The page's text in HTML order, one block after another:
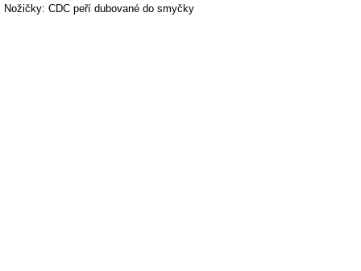
Nožičky: CDC peří dubované do smyčky